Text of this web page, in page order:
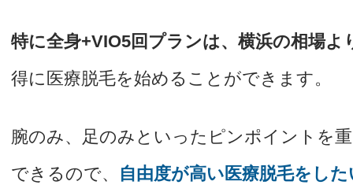
特に全身+VIO5回プランは、横浜の相場よ
得に医療脱毛を始めることができます。
腕のみ、足のみといったピンポイントを
できるので、
自由度が高い医療脱毛をし